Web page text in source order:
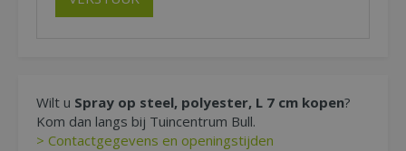
Wilt u Spray op steel, polyester, L 7 cm kopen?
Kom dan langs bij Tuincentrum Bull.
> Contactgegevens en openingstijden